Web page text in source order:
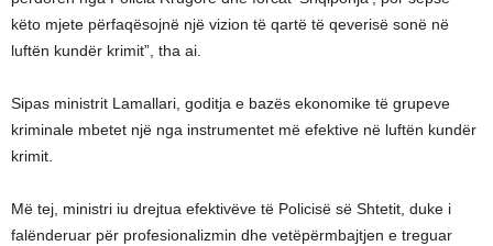
këto mjete përfaqësojnë një vizion të qartë të qeverisë sonë në
luftën kundër krimit”, tha ai.
Sipas ministrit Lamallari, goditja e bazës ekonomike të grupeve
kriminale mbetet një nga instrumentet më efektive në luftën kundër
krimit.
Më tej, ministri iu drejtua efektivëve të Policisë së Shtetit, duke i
falënderuar për profesionalizmin dhe vetëpërmbajtjen e treguar